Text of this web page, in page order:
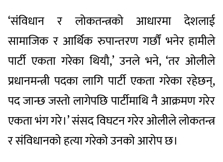
‘संविधान र लोकतन्त्रको आधारमा देशलाई
सामाजिक र आर्थिक रुपान्तरण गर्छौं भनेर हामीले
पार्टी एकता गरेका थियौ,’ उनले भने, ‘तर ओलीले
प्रधानमन्त्री पदका लागि पार्टी एकता गरेका रहेछन्,
पद जान्छ जस्तो लागेपछि पार्टीमाथि नै आक्रमण गरेर
एकता भंग गरे।’ संसद विघटन गरेर ओलीले लोकतन्त्र
र संविधानको हत्या गरेको उनको आरोप छ।